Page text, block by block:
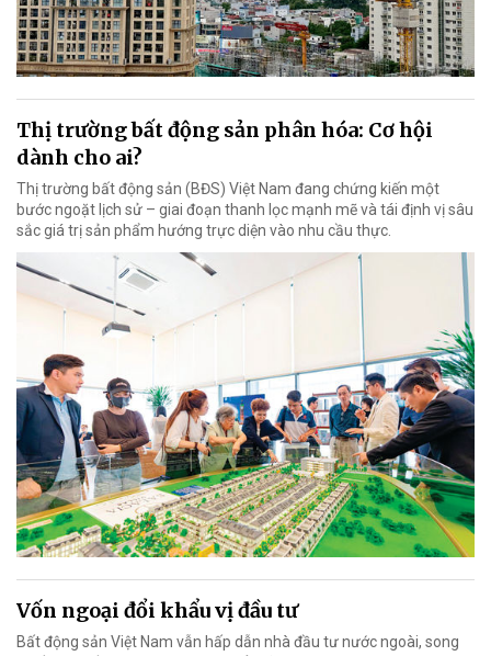
Thị trường bất động sản phân hóa: Cơ hội
dành cho ai?
Thị trường bất động sản (BĐS) Việt Nam đang chứng kiến một
bước ngoặt lịch sử – giai đoạn thanh lọc mạnh mẽ và tái định vị sâu
sắc giá trị sản phẩm hướng trực diện vào nhu cầu thực.
Vốn ngoại đổi khẩu vị đầu tư
Bất động sản Việt Nam vẫn hấp dẫn nhà đầu tư nước ngoài, song